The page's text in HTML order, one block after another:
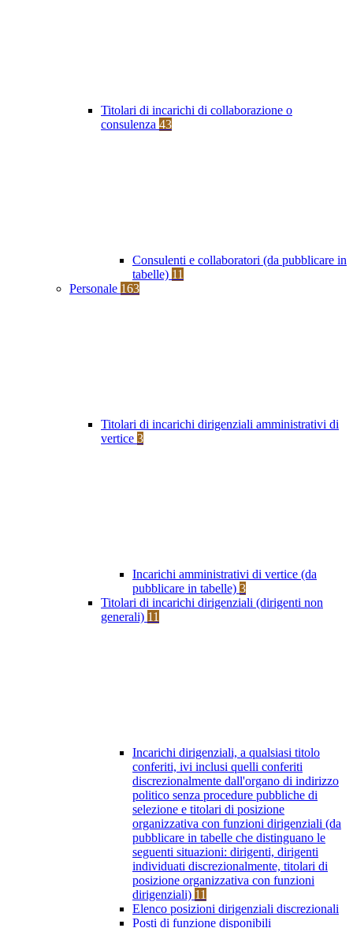
Titolari di incarichi di collaborazione o
consulenza 43
Consulenti e collaboratori (da pubblicare in
tabelle) 11
Personale 163
Titolari di incarichi dirigenziali amministrativi di
vertice 3
Incarichi amministrativi di vertice (da
pubblicare in tabelle) 3
Titolari di incarichi dirigenziali (dirigenti non
generali) 11
Incarichi dirigenziali, a qualsiasi titolo
conferiti, ivi inclusi quelli conferiti
discrezionalmente dall'organo di indirizzo
politico senza procedure pubbliche di
selezione e titolari di posizione
organizzativa con funzioni dirigenziali (da
pubblicare in tabelle che distinguano le
seguenti situazioni: dirigenti, dirigenti
individuati discrezionalmente, titolari di
posizione organizzativa con funzioni
dirigenziali) 11
Elenco posizioni dirigenziali discrezionali
Posti di funzione disponibili